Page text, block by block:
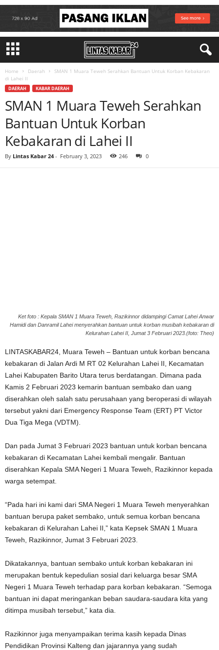
Home Daerah
SMAN 1 Muara Teweh Serahkan Bantuan Untuk Korban Kebakaran
di Lahei II
DAERAH KABAR DAERAH
SMAN 1 Muara Teweh Serahkan
Bantuan Untuk Korban
Kebakaran di Lahei II
By Lintas Kabar 24- February 3, 2023 246 0
Ket foto : Kepala SMAN 1 Muara Teweh, Razikinnor didampingi Camat Lahei Anwar
Hamidi dan Danramil Lahei menyerahkan bantuan untuk korban musibah kebakaran di
Kelurahan Lahei II, Jumat 3 Februari 2023.(foto: Theo)
LINTASKABAR24, Muara Teweh – Bantuan untuk korban bencana
kebakaran di Jalan Ardi M RT 02 Kelurahan Lahei II, Kecamatan
Lahei Kabupaten Barito Utara terus berdatangan. Dimana pada
Kamis 2 Februari 2023 kemarin bantuan sembako dan uang
diserahkan oleh salah satu perusahaan yang beroperasi di wilayah
tersebut yakni dari Emergency Response Team (ERT) PT Victor
Dua Tiga Mega (VDTM).
Dan pada Jumat 3 Februari 2023 bantuan untuk korban bencana
kebakaran di Kecamatan Lahei kembali mengalir. Bantuan
diserahkan Kepala SMA Negeri 1 Muara Teweh, Razikinnor kepada
warga setempat.
“Pada hari ini kami dari SMA Negeri 1 Muara Teweh menyerahkan
bantuan berupa paket sembako, untuk semua korban bencana
kebakaran di Kelurahan Lahei II,” kata Kepsek SMAN 1 Muara
Teweh, Razikinnor, Jumat 3 Februari 2023.
Dikatakannya, bantuan sembako untuk korban kebakaran ini
merupakan bentuk kepedulian sosial dari keluarga besar SMA
Negeri 1 Muara Teweh terhadap para korban kebakaran. “Semoga
bantuan ini dapat meringankan beban saudara-saudara kita yang
ditimpa musibah tersebut,” kata dia.
Razikinnor juga menyampaikan terima kasih kepada Dinas
Pendidikan Provinsi Kalteng dan jajarannya yang sudah